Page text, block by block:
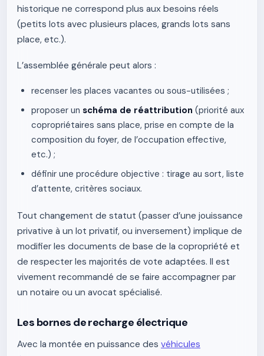
historique ne correspond plus aux besoins réels
(petits lots avec plusieurs places, grands lots sans
place, etc.).
L’assemblée générale peut alors :
recenser les places vacantes ou sous-utilisées ;
proposer un schéma de réattribution (priorité aux
copropriétaires sans place, prise en compte de la
composition du foyer, de l’occupation effective,
etc.) ;
définir une procédure objective : tirage au sort, liste
d’attente, critères sociaux.
Tout changement de statut (passer d’une jouissance
privative à un lot privatif, ou inversement) implique de
modifier les documents de base de la copropriété et
de respecter les majorités de vote adaptées. Il est
vivement recommandé de se faire accompagner par
un notaire ou un avocat spécialisé.
Les bornes de recharge électrique
Avec la montée en puissance des véhicules